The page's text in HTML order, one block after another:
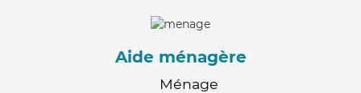
Aide ménagère
Ménage